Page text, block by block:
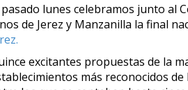
pasado lunes celebramos junto al
de Jerez y Manzanilla la final
excitantes propuestas de la
más reconocidos